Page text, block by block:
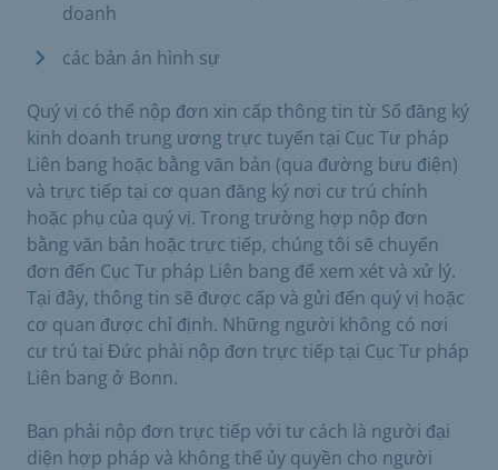
doanh
các bản án hình sự
Quý vị có thể nộp đơn xin cấp thông tin từ Sổ đăng ký
kinh doanh trung ương trực tuyến tại Cục Tư pháp
Liên bang hoặc bằng văn bản (qua đường bưu điện)
và trực tiếp tại cơ quan đăng ký nơi cư trú chính
hoặc phụ của quý vị. Trong trường hợp nộp đơn
bằng văn bản hoặc trực tiếp, chúng tôi sẽ chuyển
đơn đến Cục Tư pháp Liên bang để xem xét và xử lý.
Tại đây, thông tin sẽ được cấp và gửi đến quý vị hoặc
cơ quan được chỉ định. Những người không có nơi
cư trú tại Đức phải nộp đơn trực tiếp tại Cục Tư pháp
Liên bang ở Bonn.
Bạn phải nộp đơn trực tiếp với tư cách là người đại
diện hợp pháp và không thể ủy quyền cho người